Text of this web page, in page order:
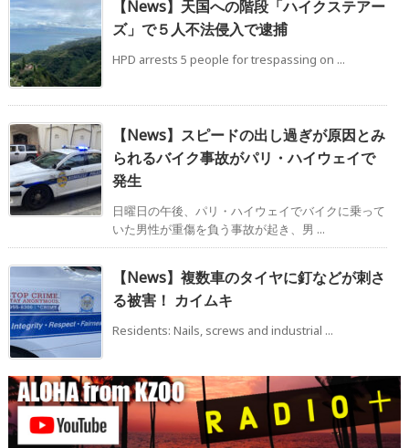
【News】天国への階段「ハイクステアー
ズ」で５人不法侵入で逮捕
HPD arrests 5 people for trespassing on ...
【News】スピードの出し過ぎが原因とみ
られるバイク事故がパリ・ハイウェイで
発生
日曜日の午後、パリ・ハイウェイでバイクに乗って
いた男性が重傷を負う事故が起き、男 ...
【News】複数車のタイヤに釘などが刺さ
る被害！ カイムキ
Residents: Nails, screws and industrial ...